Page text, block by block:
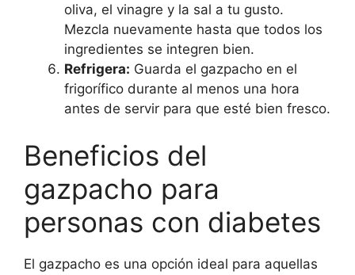
oliva, el vinagre y la sal a tu gusto.
Mezcla nuevamente hasta que todos los
ingredientes se integren bien.
Refrigera: Guarda el gazpacho en el
frigorífico durante al menos una hora
antes de servir para que esté bien fresco.
Beneficios del
gazpacho para
personas con diabetes
El gazpacho es una opción ideal para aquellas